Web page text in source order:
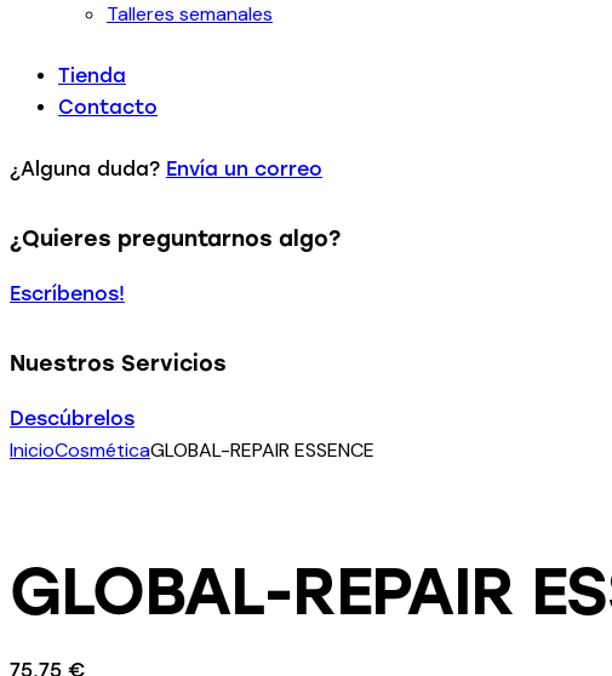
Talleres semanales
Tienda
Contacto
¿Alguna duda? Envía un correo
¿Quieres preguntarnos algo?
Escríbenos!
Nuestros Servicios
Descúbrelos
InicioCosméticaGLOBAL-REPAIR ESSENCE
GLOBAL-REPAIR
75.75 €